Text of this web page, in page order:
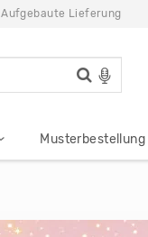
Aufgebaute Lieferung
Musterbestellung